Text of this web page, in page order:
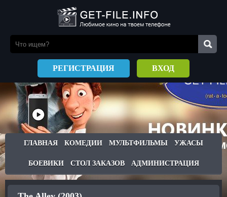
РЕГИСТРАЦИЯ ВХОД
ГЛАВНАЯ КОМЕДИИ МУЛЬТФИЛЬМЫ УЖАСЫ
БОЕВИКИ СТОЛ ЗАКАЗОВ АДМИНИСТРАЦИЯ